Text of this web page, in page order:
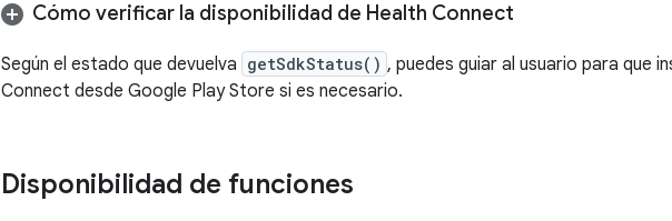
Cómo verificar la disponibilidad de Health Connect
Según el estado que devuelva getSdkStatus() , puedes guiar al usuario para que
Connect desde Google Play Store si es necesario.
Disponibilidad de funciones